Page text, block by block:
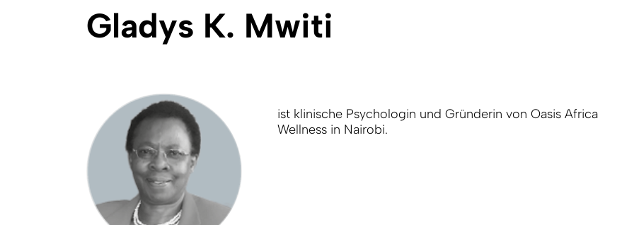
Gladys K. Mwiti
ist klinische Psychologin und Gründerin von Oasis Africa
Wellness in Nairobi.